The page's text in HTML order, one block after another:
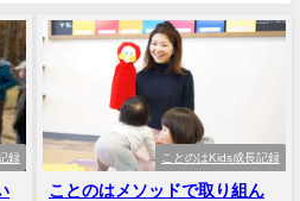
録 ことのはKids成長記録
ことのはメソッドで取り組ん